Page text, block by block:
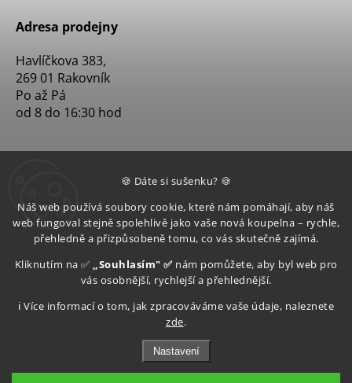
🍪 Dáte si sušenku? 🍪
Náš web používá soubory cookie, které nám pomáhají, aby náš
web fungoval stejně spolehlivě jako vaše nová koupelna – rychle,
přehledně a přizpůsobeně tomu, co vás skutečně zajímá.
Kliknutím na ✅ „Souhlasím" ✅ nám pomůžete, aby byl web pro
vás osobnější, rychlejší a přehlednější.
ℹ️ Více informací o tom, jak zpracováváme vaše údaje, naleznete
zde.
Nastavení
Adresa prodejny
Havlíčkova 383,
269 01 Rakovník
Po až Pá
od 8 do 16:30 hod